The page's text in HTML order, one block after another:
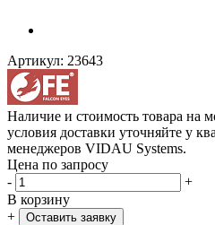
Артикул: 23643
Наличие и стоимость товара на
условия доставки уточняйте у
менеджеров VIDAU Systems.
Цена по запросу
-
+
В корзину
+
Оставить заявку